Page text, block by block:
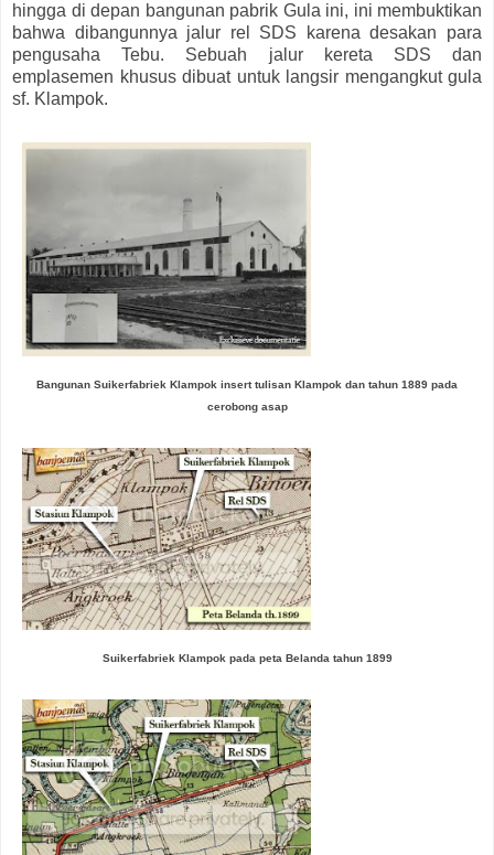
hingga di depan bangunan pabrik Gula ini, ini membuktikan
bahwa dibangunnya jalur rel SDS karena desakan para
pengusaha Tebu. Sebuah jalur kereta SDS dan
emplasemen khusus dibuat untuk langsir mengangkut gula
sf. Klampok.
Bangunan Suikerfabriek Klampok insert tulisan Klampok dan tahun 1889 pada
cerobong asap
Suikerfabriek Klampok pada peta Belanda tahun 1899